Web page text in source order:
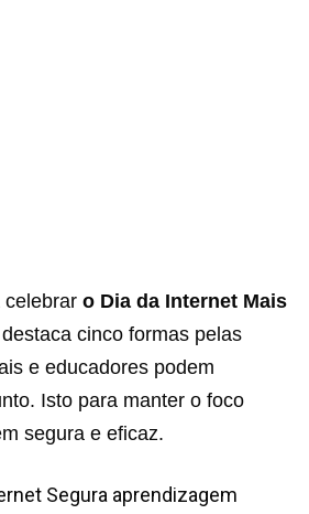
celebrar o Dia da Internet Mais
cinco formas pelas
e educadores podem
Isto para manter o foco
segura e eficaz.